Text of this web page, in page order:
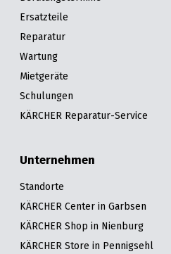
Ersatzteile
Reparatur
Wartung
Mietgeräte
Schulungen
KÄRCHER Reparatur-Service
Unternehmen
Standorte
KÄRCHER Center in Garbsen
KÄRCHER Shop in Nienburg
KÄRCHER Store in Pennigsehl